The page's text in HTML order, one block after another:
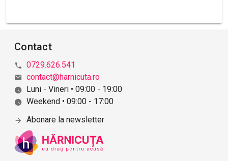
Contact
0729.626.541
contact@harnicuta.ro
Luni - Vineri • 09:00 - 19:00
Weekend • 09:00 - 17:00
Abonare la newsletter